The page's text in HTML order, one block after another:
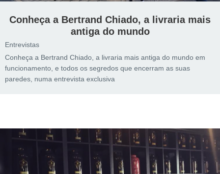
Conheça a Bertrand Chiado, a livraria mais
antiga do mundo
Entrevistas
Conheça a Bertrand Chiado, a livraria mais antiga do mundo em
funcionamento, e todos os segredos que encerram as suas
paredes, numa entrevista exclusiva